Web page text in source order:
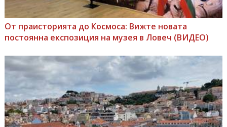
От праисторията до Космоса: Вижте новата
постоянна експозиция на музея в Ловеч (ВИДЕО)